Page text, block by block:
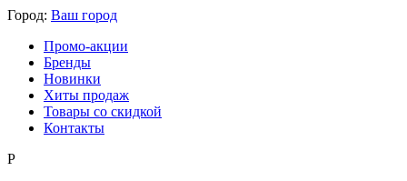
Город: Ваш город
Промо-акции
Бренды
Новинки
Хиты продаж
Товары со скидкой
Контакты
Р